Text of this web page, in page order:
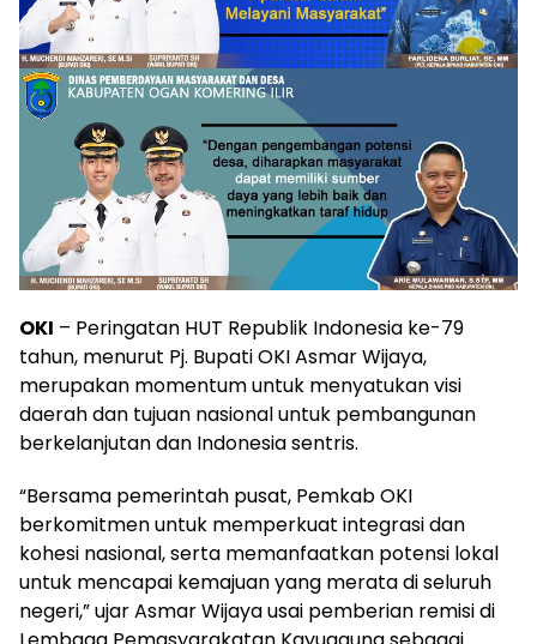
OKI – Peringatan HUT Republik Indonesia ke-79
tahun, menurut Pj. Bupati OKI Asmar Wijaya,
merupakan momentum untuk menyatukan visi
daerah dan tujuan nasional untuk pembangunan
berkelanjutan dan Indonesia sentris.
“Bersama pemerintah pusat, Pemkab OKI
berkomitmen untuk memperkuat integrasi dan
kohesi nasional, serta memanfaatkan potensi lokal
untuk mencapai kemajuan yang merata di seluruh
negeri,” ujar Asmar Wijaya usai pemberian remisi di